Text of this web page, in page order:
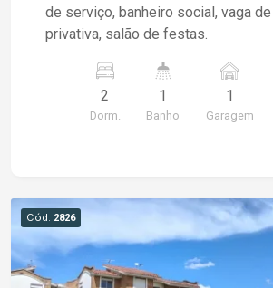
de serviço, banheiro social, vaga
privativa, salão de festas.
2
Dorm.
1
Banho
1
Garagem
Cód. 2826